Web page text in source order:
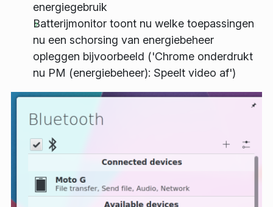
energiegebruik
Batterijmonitor toont nu welke toepassingen
nu een schorsing van energiebeheer
opleggen bijvoorbeeld ('Chrome onderdrukt
nu PM (energiebeheer): Speelt video af')